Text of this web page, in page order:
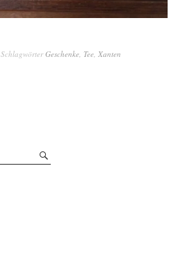
SchlagwörterGeschenke, Tee, Xanten